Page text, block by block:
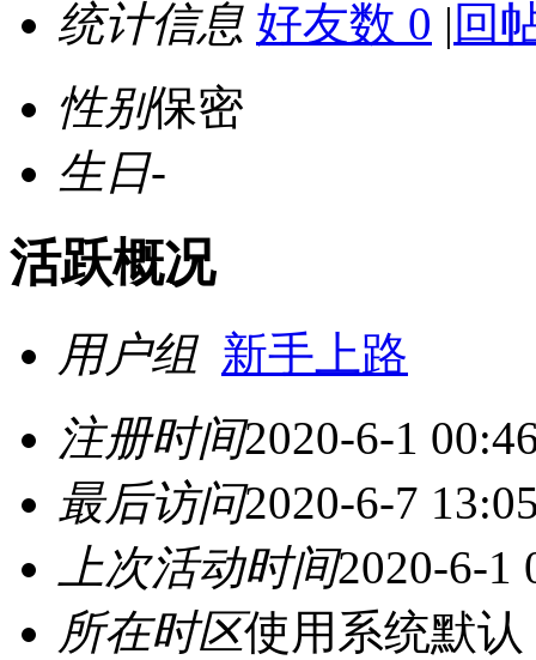
统计信息 好友数 0 | 回
性别保密
生日-
活跃概况
用户组 新手上路
注册时间2020-6-1
最后访问2020-6-7
上次活动时间2020-6-1
所在时区使用系统默认